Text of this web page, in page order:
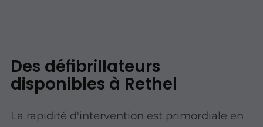
Des défibrillateurs
disponibles à Rethel
La rapidité d'intervention est primordiale en